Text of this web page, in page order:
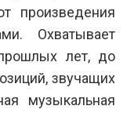
произведения
Охватывает
лет, до
звучащих
музыкальная